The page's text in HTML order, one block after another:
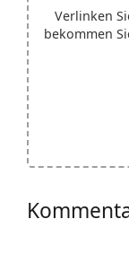
Verlinken
bekommen